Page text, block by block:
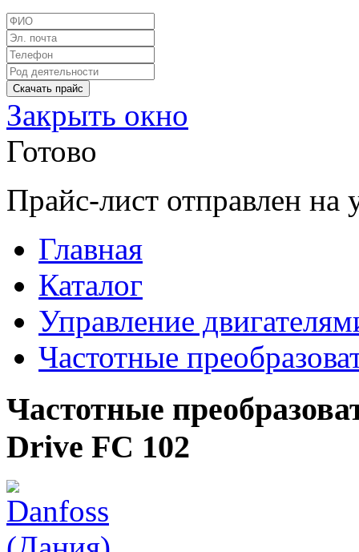
Закрыть окно
Готово
Прайс-лист отправлен
Главная
Каталог
Управление
Частотные
Частотные
Drive FC 102